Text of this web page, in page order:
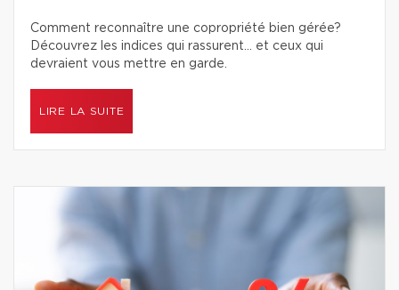
Comment reconnaître une copropriété bien gérée?
Découvrez les indices qui rassurent… et ceux qui
devraient vous mettre en garde.
LIRE LA SUITE